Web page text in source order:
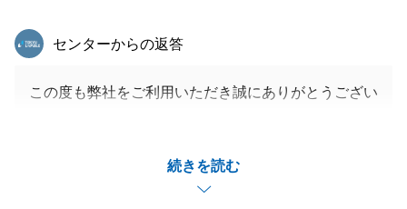
続きを読む
東急リバブル
センターからの返答
この度も弊社をご利用いただき誠にありがとうござい
今後も何かございましたらお気軽にご連絡ください。